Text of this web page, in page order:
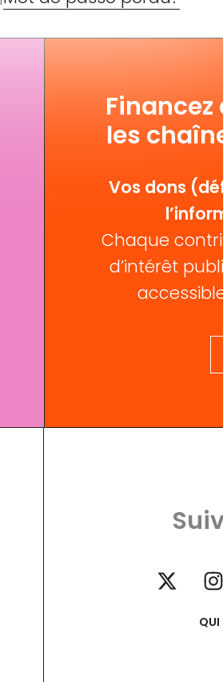
les
Vos dons
Chaque
d’intérêt
QUI